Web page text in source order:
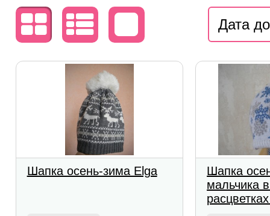
Дата
Шапка осень-зима Elga
Шапка
мальчика